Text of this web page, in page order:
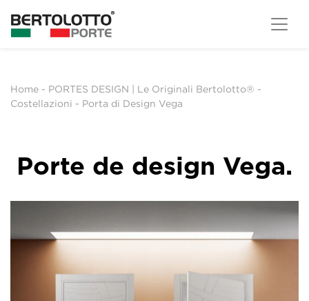
Home - PORTES DESIGN | Le Originali Bertolotto® -
Costellazioni - Porta di Design Vega
Porte de design Vega.